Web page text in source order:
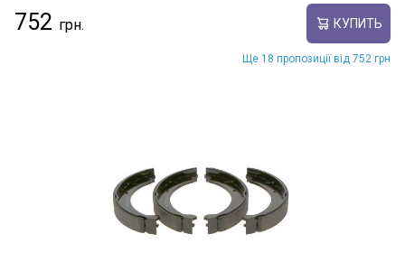
752 КУПИТЬ
Ще 18 пропозиції від 752 грн